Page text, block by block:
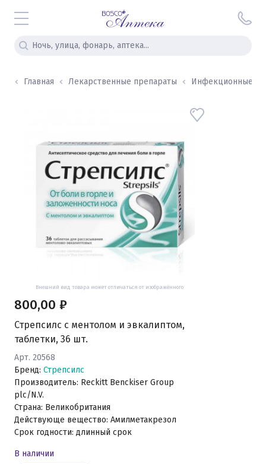
Главная Лекарственные препараты Инфекционные и
Внешний вид товара может отличаться от изображённого
Стрепсилс с ментолом и эвкалиптом,
таблетки, 36 шт.
Арт. 20568
Бренд: Стрепсилс
Производитель: Reckitt Benckiser Group
plc/N.V.
Страна: Великобритания
Действующе вещество: Амилметакрезол
Срок годности: длинный срок
800,00 ₽
В наличии